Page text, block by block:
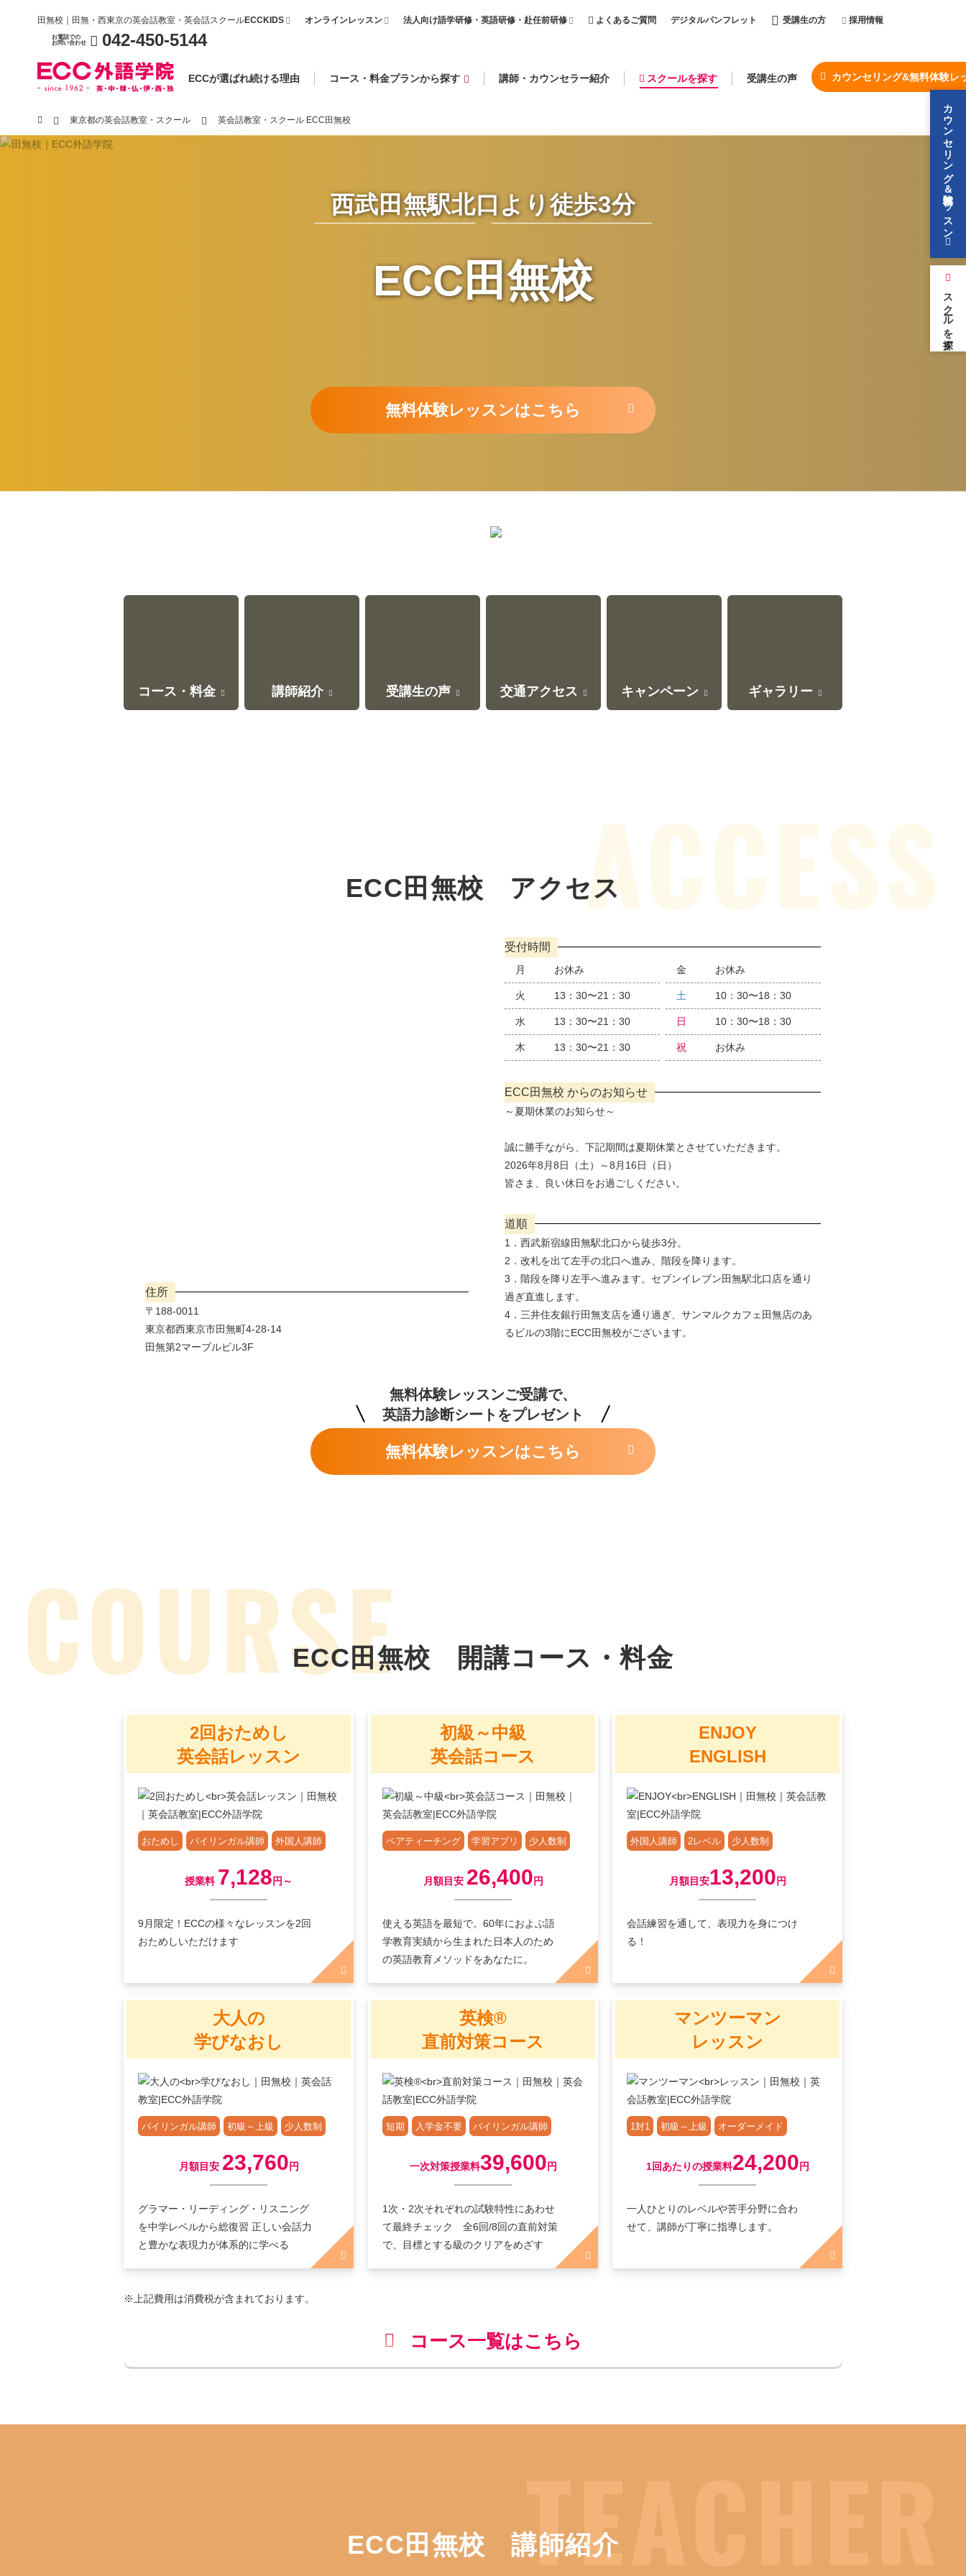
田無校｜田無・西東京の英会話教室・英会話スクールECCKIDS オンラインレッスン 法人向け語学研修・英語研修・赴任前研修 よくあるご質問 デジタルパンフレット 受講生の方 採用情報
お電話での
お問い合わせ
042-450-5144
ECCが選ばれ続ける理由 コース・料金プランから探す 講師・カウンセラー紹介 スクールを探す 受講生の声 カウンセリング&無料体験レ
カウンセリング＆無料体験レッスン
スクールを探す
東京都の英会話教室・スクール 英会話教室・スクール ECC田無校
西武田無駅北口より徒歩3分
ECC田無校
無料体験レッスンはこちら
コース・料金 講師紹介 受講生の声 交通アクセス キャンペーン ギャラリー
ECC田無校 アクセス
住所
〒188-0011
東京都西東京市田無町4-28-14
田無第2マーブルビル3F
受付時間
月 お休み
火 13：30〜21：30
水 13：30〜21：30
木 13：30〜21：30
金 お休み
土 10：30〜18：30
日 10：30〜18：30
祝 お休み
ECC田無校 からのお知らせ
～夏期休業のお知らせ～
誠に勝手ながら、下記期間は夏期休業とさせていただきます。
2026年8月8日（土）～8月16日（日）
皆さま、良い休日をお過ごしください。
道順
1．西武新宿線田無駅北口から徒歩3分。
2．改札を出て左手の北口へ進み、階段を降ります。
3．階段を降り左手へ進みます。セブンイレブン田無駅北口店を通り
過ぎ直進します。
4．三井住友銀行田無支店を通り過ぎ、サンマルクカフェ田無店のあ
るビルの3階にECC田無校がございます。
無料体験レッスンはこちら
ECC田無校 開講コース・料金
2回おためし
英会話レッスン
おためし バイリンガル講師 外国人講師
授業料 7,128 円～
9月限定！ECCの様々なレッスンを2回
おためしいただけます
初級～中級
英会話コース
ペアティーチング 学習アプリ 少人数制
月額目安 26,400 円
使える英語を最短で。60年におよぶ語
学教育実績から生まれた日本人のため
の英語教育メソッドをあなたに。
ENJOY
ENGLISH
外国人講師 2レベル 少人数制
月額目安13,200 円
会話練習を通して、表現力を身につけ
る！
大人の
学びなおし
バイリンガル講師 初級～上級 少人数制
月額目安 23,760 円
グラマー・リーディング・リスニング
を中学レベルから総復習 正しい会話力
と豊かな表現力が体系的に学べる
英検®
直前対策コース
短期 入学金不要 バイリンガル講師
一次対策授業料39,600 円
1次・2次それぞれの試験特性にあわせ
て最終チェック 全6回/8回の直前対策
で、目標とする級のクリアをめざす
マンツーマン
レッスン
1対1 初級～上級 オーダーメイド
1回あたりの授業料24,200 円
一人ひとりのレベルや苦手分野に合わ
せて、講師が丁寧に指導します。
※上記費用は消費税が含まれております。
コース一覧はこちら
ECC田無校 講師紹介